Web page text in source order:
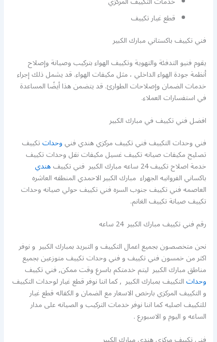
قطع غيار تكييف
فني تكييف باكستاني مبارك الكبير
يقوم فنيو التدفئة والتهوية وتكييف الهواء بتركيب وصيانة وإصلاح
أنظمة جودة الهواء الداخلي ، مثل مكيفات الهواء. قد يشمل ذلك إجراء
خدمات الضمان وإصلاحات الطوارئ. قد يتضمن هذا أيضًا المساعدة
في استفسارات العملاء.
افضل فني تكييف في مبارك الكبير
فني وحدات التكييف فني تكييف مركزي هندي فنيوحداتتكييف
تصليح مكيفات صيانه تكييف غسيل مكيفات نقل وحدات تكييف
خدمة اصلاح تكييف 24 ساعه مبارك الكبير فني تكييف هندي
باكساني الفروانيه الجهراء مبارك الكبير الاحمدي المنطقه العاشره
العاصمه فني تكييف جنوب السره فني تكييف حولي صيانه وحدات
تكييف صيانة تكييف الغانم.
رقم فني تكييف مبارك الكبير 24 ساعه
نحن متخصصون بجميع اعمال التكييف و التبريد بمبارك الكبير و نوفر
اكثر من خمسون فني تكييف و فني وحدات تكييف متوزعين بجميع
مناطق مبارك الكبير ليتم خدمتكم باسرع وقت ممكن, فني تكييف
وحداتالتكييف بمبارك الكبير , كما اننا نوفر قطع غيار لوحدات التكييف
و التكييف المركزي بارخص الاسعار مع الضمان و الكفاله قطع غيار
للتكييف اصليه كما اننا نوفر خدمات التركيب و الصيانه على مدار
الساعه و اليوم و الاسبورع .